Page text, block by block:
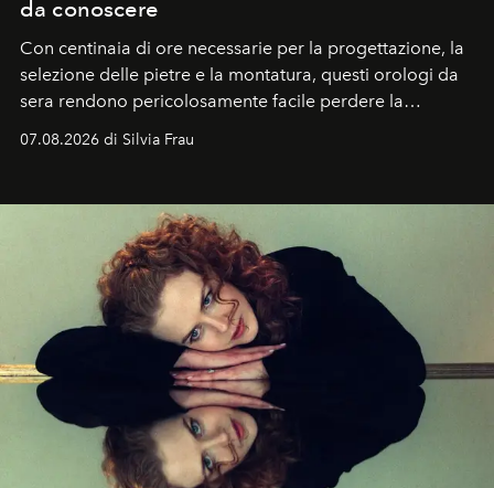
da conoscere
Con centinaia di ore necessarie per la progettazione, la
selezione delle pietre e la montatura, questi orologi da
sera rendono pericolosamente facile perdere la
cognizione del tempo. Ma con quadranti così
07.08.2026 di Silvia Frau